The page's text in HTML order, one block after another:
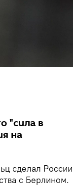
"сила в
на
сделал России
с Берлином.